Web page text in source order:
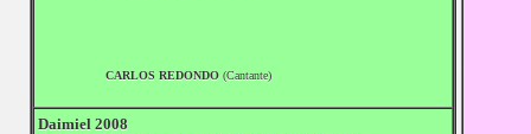
CARLOS REDONDO (Cantante)
Daimiel 2008